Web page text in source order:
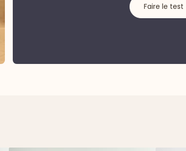
Faire le test